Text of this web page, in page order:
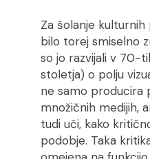
Za šolanje
bilo torej smiselno
so jo razvijali v 70-
stoletja) o polju
ne samo producira
množičnih medijih,
tudi uči, kako
podobje. Taka